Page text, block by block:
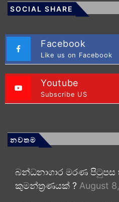
SOCIAL SHARE
Facebook
Like us on Facebook
Youtube
Subscribe US
නවතම
බන්ධනාගාර මරණ පිටුපස
කුමන්ත්‍රණයක් ? August